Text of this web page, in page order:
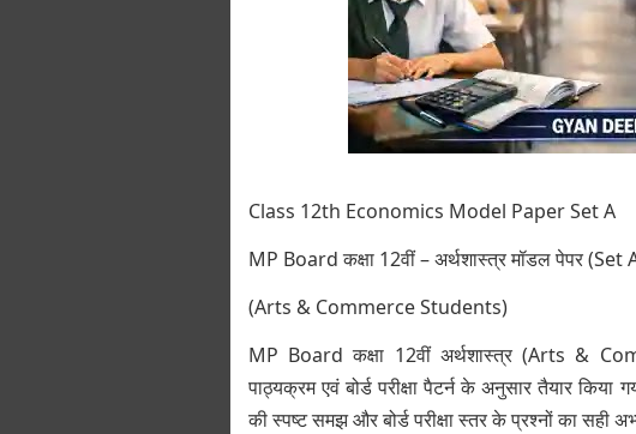
Class 12th Economics Model Paper Set A
MP Board कक्षा 12वीं – अर्थशास्त्र मॉडल पेपर (Set
(Arts & Commerce Students)
MP Board कक्षा 12वीं अर्थशास्त्र (Arts &
पाठ्यक्रम एवं बोर्ड परीक्षा पैटर्न के अनुसार तैयार
की स्पष्ट समझ और बोर्ड परीक्षा स्तर के प्रश्नों का सही